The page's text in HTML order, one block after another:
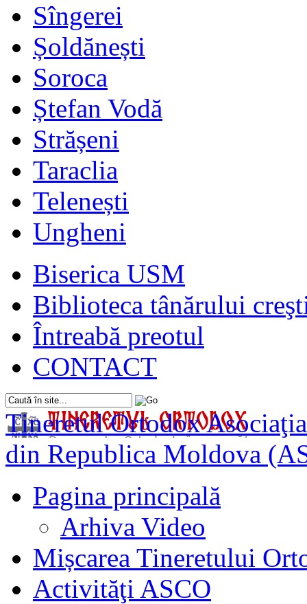
Sîngerei
Șoldănești
Soroca
Ștefan Vodă
Strășeni
Taraclia
Telenești
Ungheni
Biserica USM
Biblioteca tânărului
Întreabă preotul
CONTACT
Tineretul Ortodox
din Republica Moldova
Pagina principală
Arhiva Video
Mișcarea Tineretului
Activităţi ASCO